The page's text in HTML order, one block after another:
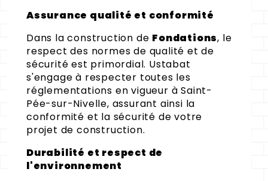
Assurance qualité et conformité
Dans la construction de Fondations, le
respect des normes de qualité et de
sécurité est primordial. Ustabat
s'engage à respecter toutes les
réglementations en vigueur à Saint-
Pée-sur-Nivelle, assurant ainsi la
conformité et la sécurité de votre
projet de construction.
Durabilité et respect de
l'environnement